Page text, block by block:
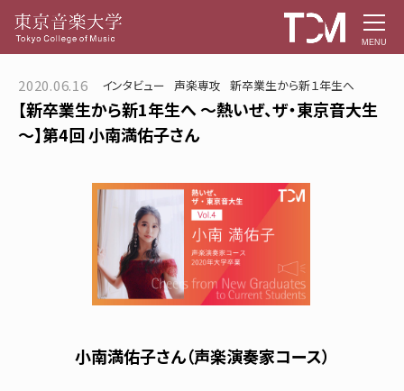
MENU
2020.06.16 インタビュー 声楽専攻 新卒業生から新１年生へ
【新卒業生から新1年生へ ～熱いぜ、ザ・東京音大生
～】第4回 小南満佑子さん
小南満佑子さん（声楽演奏家コース）